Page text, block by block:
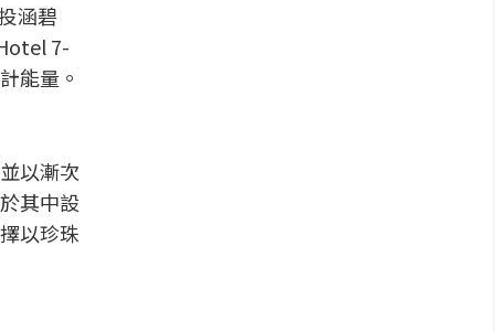
涵碧
7-
能量。
以漸次
其中設
以珍珠